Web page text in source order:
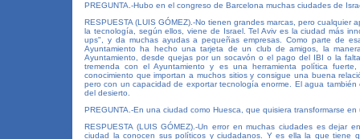
PREGUNTA.-Hubo en el congreso de Barcelona muchas ciudades de
RESPUESTA (LUIS GÓMEZ).-No tienen grandes marcas, pero
la tecnología, según ellos, viene de Israel. Tel Aviv es la ciudad más
ups", y da muchas ayudas a pequeñas empresas. Como parte de
Ayuntamiento ha hecho una tarjeta de un club de amigos, la
Ayuntamiento, desde quejas por un socavón o el pago del IBI o la
tremenda con el Ayuntamiento y es una herramienta política
conocimiento que importan a muchos sitios y consigue una buena
pero con un capacidad de exportar tecnología enorme. El agua
del desierto.
PREGUNTA.-En una ciudad como Huesca, que quisiera transformarse
RESPUESTA (LUIS GÓMEZ).-Un error en muchas ciudades es dejar
ciudad la conocen sus políticos y ciudadanos. Y es ella la que tiene